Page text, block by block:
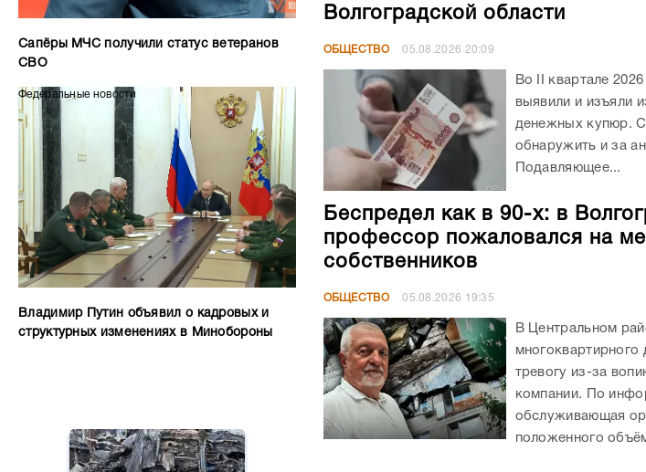
Сапёры МЧС получили статус ветеранов
СВО
Федеральные новости
Владимир Путин объявил о кадровых и
структурных изменениях в Минобороны
Волгоградской области
ОБЩЕСТВО 05.08.2026 20:09
Во II квартале
выявили и изъяли
денежных купюр.
обнаружить и за
Подавляющее...
Беспредел как в 90-х: в
профессор пожаловался на
собственников
ОБЩЕСТВО 05.08.2026 19:35
В Центральном
тревогу из-за
компании. По
обслуживающая
положенного